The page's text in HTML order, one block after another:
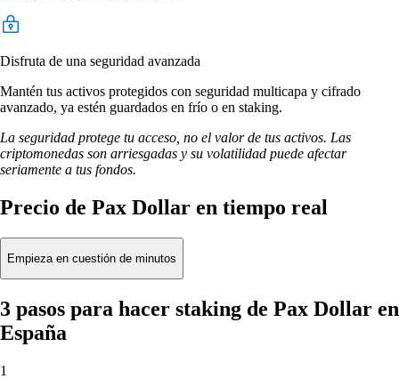
Disfruta de una seguridad avanzada
Mantén tus activos protegidos con seguridad multicapa y cifrado
avanzado, ya estén guardados en frío o en staking.
La seguridad protege tu acceso, no el valor de tus activos. Las
criptomonedas son arriesgadas y su volatilidad puede afectar
seriamente a tus fondos.
Precio de Pax Dollar en tiempo real
Empieza en cuestión de minutos
3 pasos para hacer staking de Pax Dollar en
España
1